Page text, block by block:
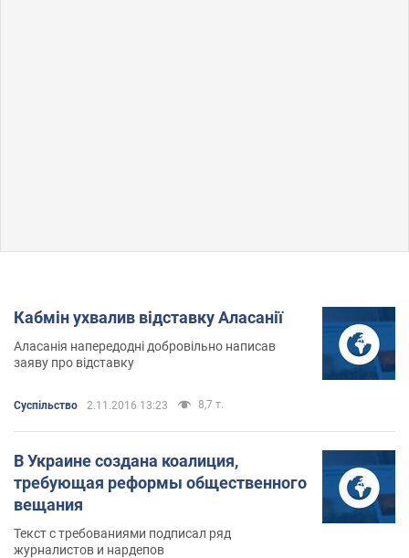
Кабмін ухвалив відставку Аласанії
Аласанія напередодні добровільно написав
заяву про відставку
Суспільство 2.11.2016 13:23 8,7 т.
В Украине создана коалиция,
требующая реформы общественного
вещания
Текст с требованиями подписал ряд
журналистов и нардепов